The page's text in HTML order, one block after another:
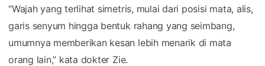
“Wajah yang terlihat simetris, mulai dari posisi mata, alis,
garis senyum hingga bentuk rahang yang seimbang,
umumnya memberikan kesan lebih menarik di mata
orang lain,” kata dokter Zie.